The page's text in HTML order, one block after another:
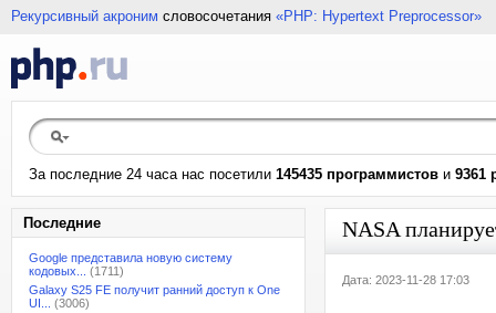
Рекурсивный акроним словосочетания «PHP: Hypertext Preprocessor»
За последние 24 часа нас посетили 145435 программистов и 9361
Последние
Google представила новую систему
кодовых...
(1711)
Galaxy S25 FE получит ранний доступ к One
UI...
(3006)
NASA
Дата: 2023-11-28 17:03